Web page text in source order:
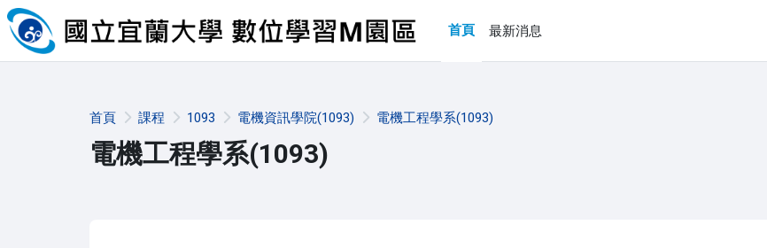
跳至主內容
首頁
最新消息
首頁 課程 1093 電機資訊學院(1093) 電機工程學系(1093)
電機工程學系(1093)